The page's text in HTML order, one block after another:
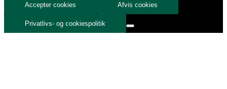
Accepter cookies Afvis cookies
Privatlivs- og cookiespolitik